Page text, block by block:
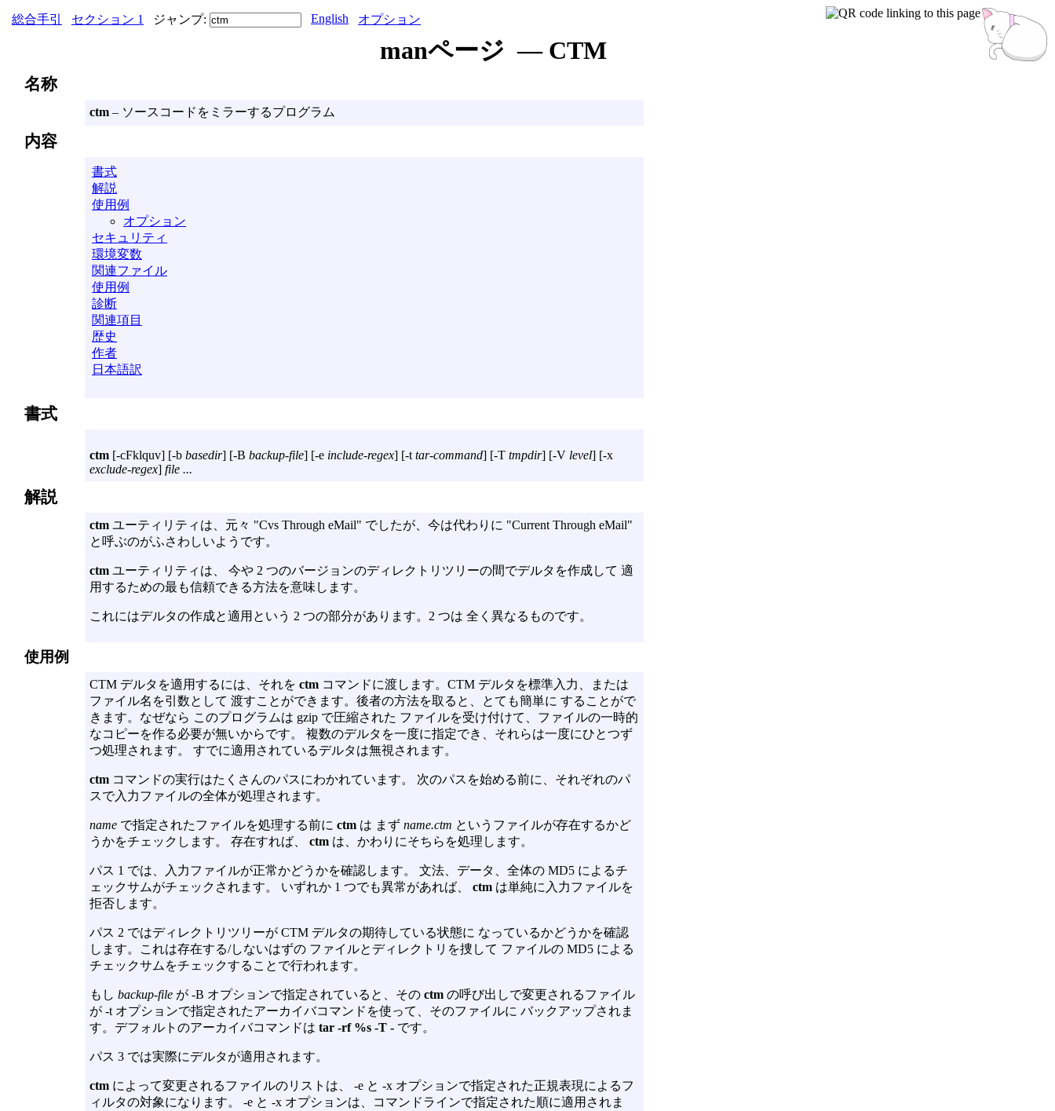
総合手引 セクション 1 ジャンプ: English オプション
manページ — CTM
名称
ctm – ソースコードをミラーするプログラム
内容
書式
解説
使用例
オプション
セキュリティ
環境変数
関連ファイル
使用例
診断
関連項目
歴史
作者
日本語訳
書式
ctm [-cFklquv] [-b basedir] [-B backup-file] [-e include-regex] [-t tar-command] [-T tmpdir] [-V level] [-x
exclude-regex] file ...
解説
ctm ユーティリティは、元々 "Cvs Through eMail" でしたが、今は代わりに "Current Through eMail"
と呼ぶのがふさわしいようです。
ctm ユーティリティは、 今や 2 つのバージョンのディレクトリツリーの間でデルタを作成して 適
用するための最も信頼できる方法を意味します。
これにはデルタの作成と適用という 2 つの部分があります。2 つは 全く異なるものです。
使用例
CTM デルタを適用するには、それを ctm コマンドに渡します。CTM デルタを標準入力、または
ファイル名を引数として 渡すことができます。後者の方法を取ると、とても簡単に することがで
きます。なぜなら このプログラムは gzip で圧縮された ファイルを受け付けて、ファイルの一時的
なコピーを作る必要が無いからです。 複数のデルタを一度に指定でき、それらは一度にひとつず
つ処理されます。 すでに適用されているデルタは無視されます。
ctm コマンドの実行はたくさんのパスにわかれています。 次のパスを始める前に、それぞれのパ
スで入力ファイルの全体が処理されます。
name で指定されたファイルを処理する前に ctm は まず name.ctm というファイルが存在するかど
うかをチェックします。 存在すれば、 ctm は、かわりにそちらを処理します。
パス 1 では、入力ファイルが正常かどうかを確認します。 文法、データ、全体の MD5 によるチ
ェックサムがチェックされます。 いずれか 1 つでも異常があれば、 ctm は単純に入力ファイルを
拒否します。
パス 2 ではディレクトリツリーが CTM デルタの期待している状態に なっているかどうかを確認
します。これは存在する/しないはずの ファイルとディレクトリを捜して ファイルの MD5 による
チェックサムをチェックすることで行われます。
もし backup-file が -B オプションで指定されていると、その ctm の呼び出しで変更されるファイル
が -t オプションで指定されたアーカイバコマンドを使って、そのファイルに バックアップされま
す。デフォルトのアーカイバコマンドは tar -rf %s -T - です。
パス 3 では実際にデルタが適用されます。
ctm によって変更されるファイルのリストは、 -e と -x オプションで指定された正規表現によるフ
ィルタの対象になります。 -e と -x オプションは、コマンドラインで指定された順に適用されま